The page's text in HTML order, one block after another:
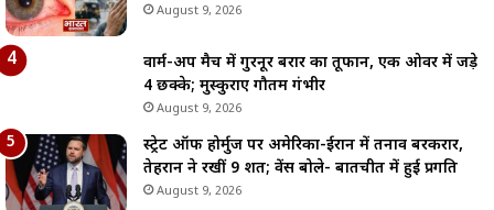
August 9, 2026
वार्म-अप मैच में गुरनूर बरार का तूफान, एक ओवर में जड़े
4 छक्के; मुस्कुराए गौतम गंभीर
August 9, 2026
स्ट्रेट ऑफ होर्मुज पर अमेरिका-ईरान में तनाव बरकरार,
तेहरान ने रखीं 9 शर्तें; वेंस बोले- बातचीत में हुई प्रगति
August 9, 2026